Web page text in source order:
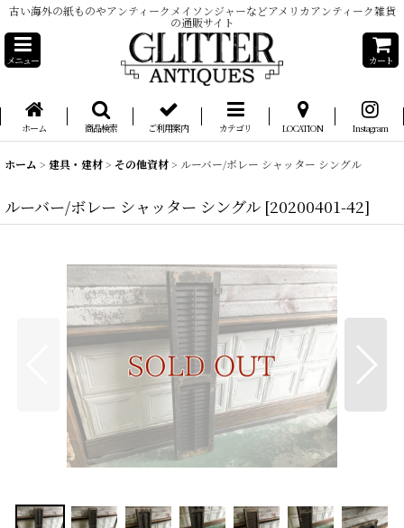
古い海外の紙ものやアンティークメイソンジャーなどアメリカアンティーク雑貨
の通販サイト
メニュー カート
ホーム 商品検索 ご利用案内 カテゴリ LOCATION Instagram
ホーム > 建具・建材> その他資材> ルーバー/ボレー シャッター シングル
ルーバー/ボレー シャッター シングル [20200401-42]